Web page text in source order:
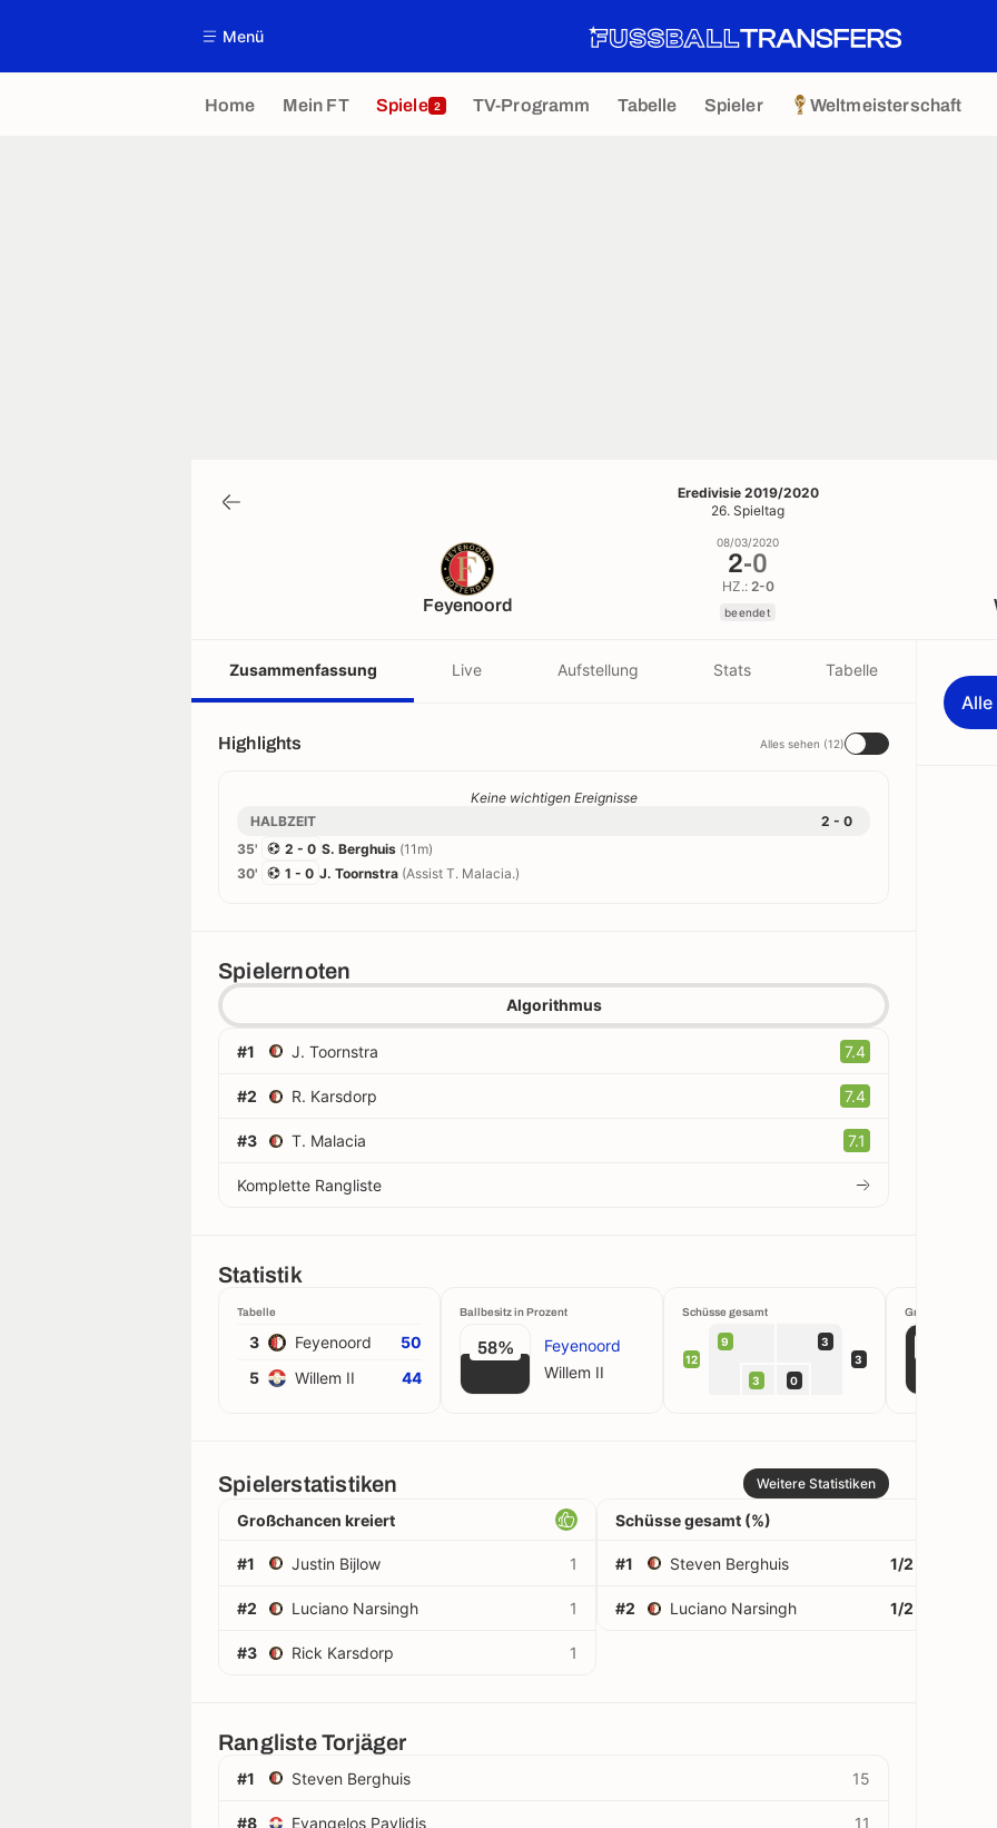
Menü
Home Mein FT Spiele 2 TV-Programm Tabelle Spieler Weltmeisterschaft
Eredivisie 2019/2020
26. Spieltag
Feyenoord
08/03/2020
2-0
HZ.: 2-0
beendet
Zusammenfassung Live Aufstellung Stats Tabelle
Highlights Alles sehen (12)
Keine wichtigen Ereignisse
HALBZEIT
2 - 0
35'
2 - 0 S. Berghuis (11m)
30'
1 - 0 J. Toornstra (Assist T. Malacia.)
Spielernoten
Algorithmus
#1 J. Toornstra 7.4
#2 R. Karsdorp 7.4
#3 T. Malacia 7.1
Komplette Rangliste
Statistik
Tabelle
3 Feyenoord
50
5
Willem II 44
Ballbesitz in Prozent
58%
Feyenoord
Willem II
Schüsse gesamt
12
9 3
3 0
3
Großchancen
Spielerstatistiken Weitere Statistiken
Großchancen kreiert
#1 Justin Bijlow 1
#2 Luciano Narsingh 1
#3 Rick Karsdorp 1
Schüsse gesamt (%)
#1 Steven Berghuis 1/2
#2 Luciano Narsingh 1/2
Rangliste Torjäger
#1 Steven Berghuis 15
#8 Evangelos Pavlidis 11
Alle